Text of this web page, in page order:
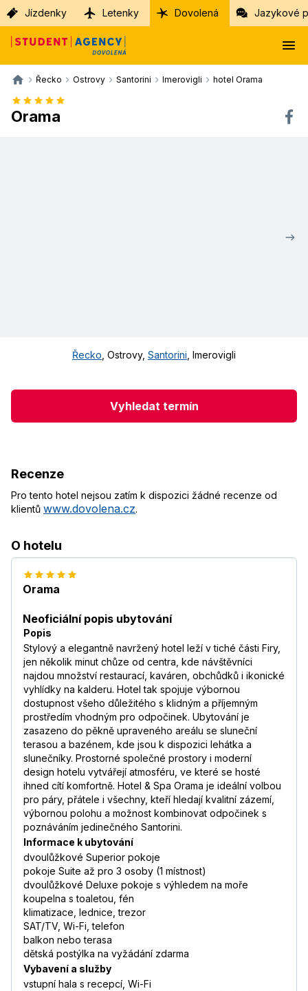
Jízdenky Letenky Dovolená Jazykové
Řecko Ostrovy Santorini Imerovigli hotel Orama
Orama
Řecko Ostrovy, Santorini Imerovigli
Vyhledat termín
Recenze
Pro tento hotel nejsou zatím k dispozici žádné recenze od
klientů www.dovolena.cz.
O hotelu
Orama
Neoficiální popis ubytování
Popis
Stylový a elegantně navržený hotel leží v tiché části Firy,
jen několik minut chůze od centra, kde návštěvníci
najdou množství restaurací, kaváren, obchůdků i ikonické
vyhlídky na kalderu. Hotel tak spojuje výbornou
dostupnost všeho důležitého s klidným a příjemným
prostředím vhodným pro odpočinek. Ubytování je
zasazeno do pěkně upraveného areálu se sluneční
terasou a bazénem, kde jsou k dispozici lehátka a
slunečníky. Prostorné společné prostory i moderní
design hotelu vytvářejí atmosféru, ve které se hosté
ihned cítí komfortně. Hotel & Spa Orama je ideální volbou
pro páry, přátele i všechny, kteří hledají kvalitní zázemí,
výbornou polohu a možnost kombinovat odpočinek s
poznáváním jedinečného Santorini.
Informace k ubytování
dvoulůžkové Superior pokoje
pokoje Suite až pro 3 osoby (1 místnost)
dvoulůžkové Deluxe pokoje s výhledem na moře
koupelna s toaletou, fén
klimatizace, lednice, trezor
SAT/TV, Wi-Fi, telefon
balkon nebo terasa
dětská postýlka na vyžádání zdarma
Vybavení a služby
vstupní hala s recepcí, Wi-Fi